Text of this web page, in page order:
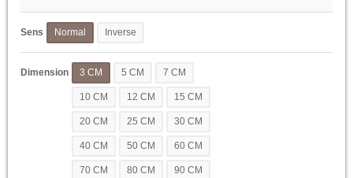
Sens Normal Inverse
Dimension 3 CM 5 CM 7 CM
10 CM 12 CM 15 CM
20 CM 25 CM 30 CM
40 CM 50 CM 60 CM
70 CM 80 CM 90 CM